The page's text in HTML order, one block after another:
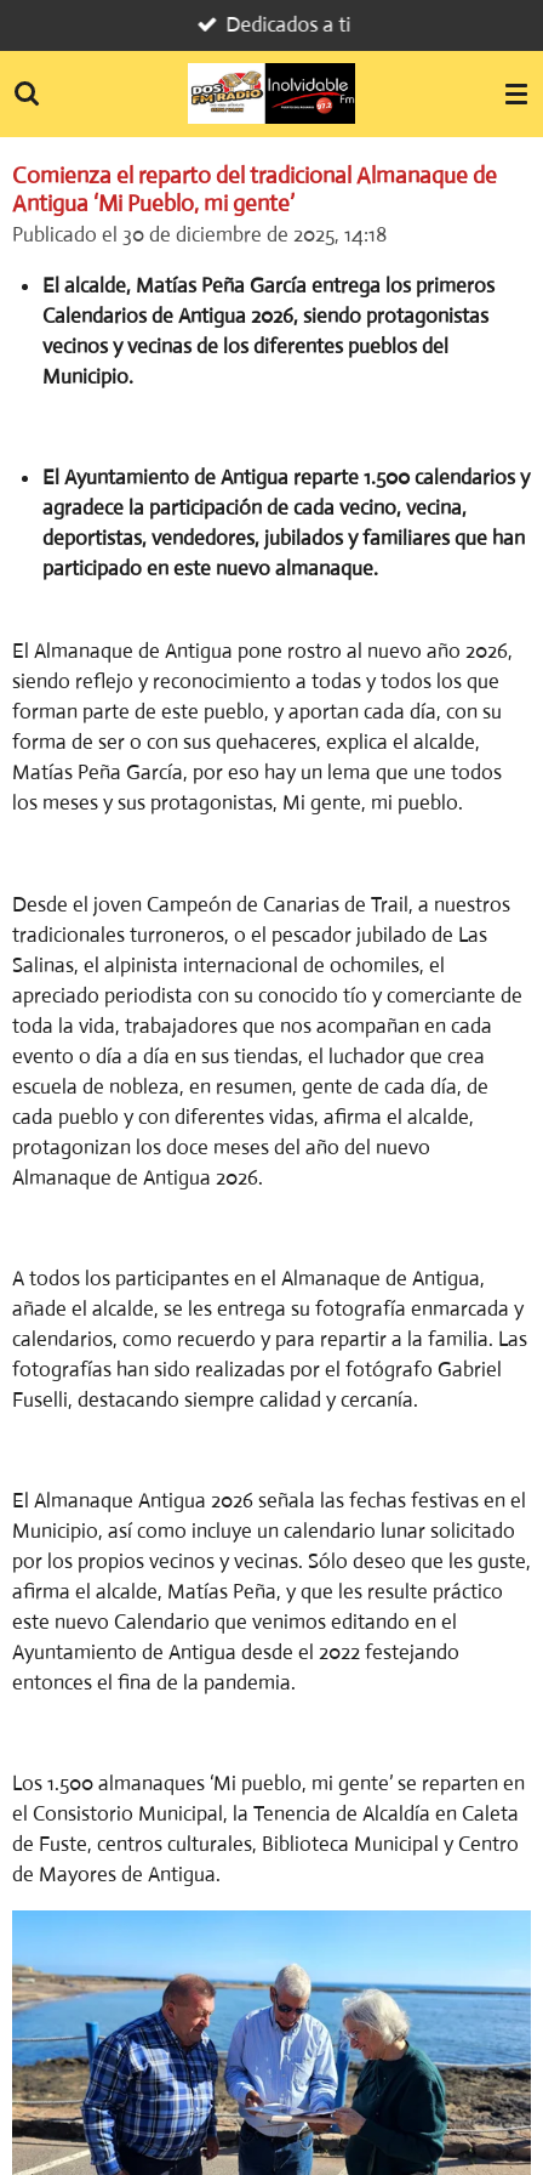
al
contenido
Dedicados a ti
Comienza el reparto del tradicional Almanaque de
Antigua ‘Mi Pueblo, mi gente’
Publicado el 30 de diciembre de 2025, 14:18
El alcalde, Matías Peña García entrega los primeros
Calendarios de Antigua 2026, siendo protagonistas
vecinos y vecinas de los diferentes pueblos del
Municipio.
El Ayuntamiento de Antigua reparte 1.500 calendarios y
agradece la participación de cada vecino, vecina,
deportistas, vendedores, jubilados y familiares que han
participado en este nuevo almanaque.
El Almanaque de Antigua pone rostro al nuevo año 2026,
siendo reflejo y reconocimiento a todas y todos los que
forman parte de este pueblo, y aportan cada día, con su
forma de ser o con sus quehaceres, explica el alcalde,
Matías Peña García, por eso hay un lema que une todos
los meses y sus protagonistas, Mi gente, mi pueblo.
Desde el joven Campeón de Canarias de Trail, a nuestros
tradicionales turroneros, o el pescador jubilado de Las
Salinas, el alpinista internacional de ochomiles, el
apreciado periodista con su conocido tío y comerciante de
toda la vida, trabajadores que nos acompañan en cada
evento o día a día en sus tiendas, el luchador que crea
escuela de nobleza, en resumen, gente de cada día, de
cada pueblo y con diferentes vidas, afirma el alcalde,
protagonizan los doce meses del año del nuevo
Almanaque de Antigua 2026.
A todos los participantes en el Almanaque de Antigua,
añade el alcalde, se les entrega su fotografía enmarcada y
calendarios, como recuerdo y para repartir a la familia. Las
fotografías han sido realizadas por el fotógrafo Gabriel
Fuselli, destacando siempre calidad y cercanía.
El Almanaque Antigua 2026 señala las fechas festivas en el
Municipio, así como incluye un calendario lunar solicitado
por los propios vecinos y vecinas. Sólo deseo que les guste,
afirma el alcalde, Matías Peña, y que les resulte práctico
este nuevo Calendario que venimos editando en el
Ayuntamiento de Antigua desde el 2022 festejando
entonces el fina de la pandemia.
Los 1.500 almanaques ‘Mi pueblo, mi gente’ se reparten en
el Consistorio Municipal, la Tenencia de Alcaldía en Caleta
de Fuste, centros culturales, Biblioteca Municipal y Centro
de Mayores de Antigua.